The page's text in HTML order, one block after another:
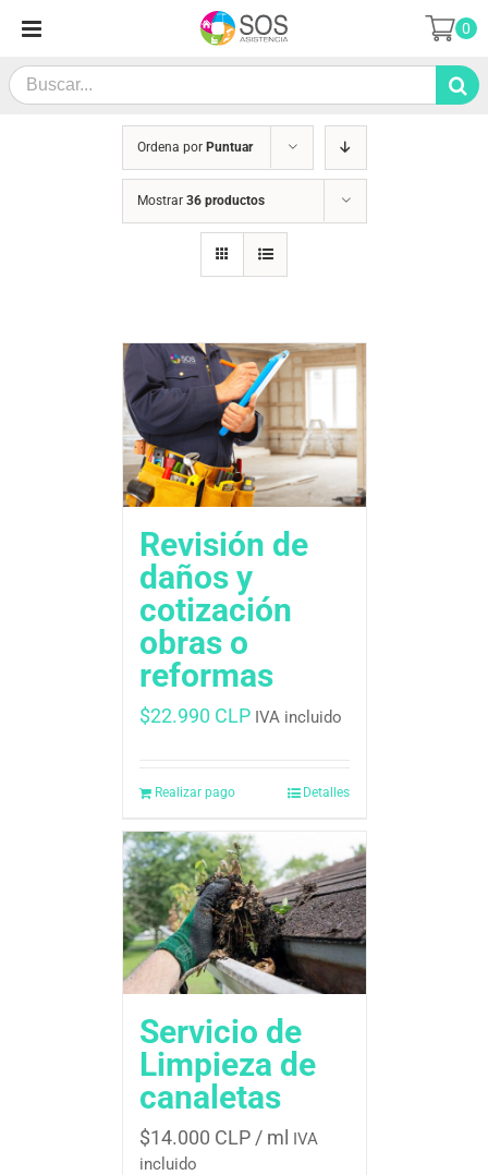
contenido
Search
for:
0
Ordena por Puntuar
Mostrar 36 productos
Revisión de
daños y
cotización 
obras o
reformas
$22.990 CLP IVA incluido
Realizar pago Detalles
Servicio de
Limpieza de
canaletas
$14.000 CLP/ ml IVA
incluido